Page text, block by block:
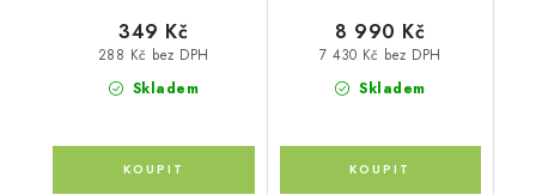
Skladem
288 Kč bez DPH
349 Kč
Skladem
7 430 Kč bez DPH
8 990 Kč